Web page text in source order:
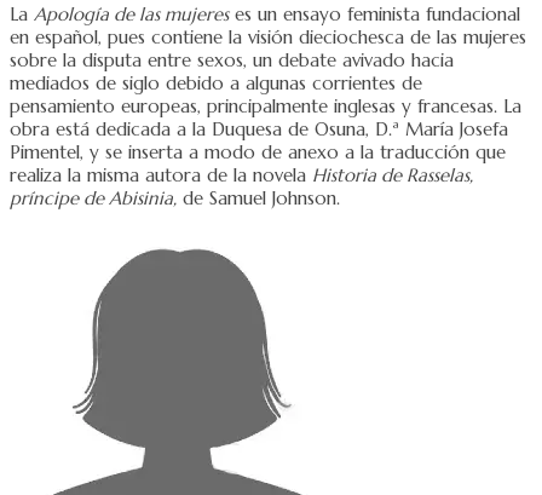
La Apología de las mujereses un ensayo feminista fundacional
en español, pues contiene la visión dieciochesca de las mujeres
sobre la disputa entre sexos, un debate avivado hacia
mediados de siglo debido a algunas corrientes de
pensamiento europeas, principalmente inglesas y francesas. La
obra está dedicada a la Duquesa de Osuna, D.ª María Josefa
Pimentel, y se inserta a modo de anexo a la traducción que
realiza la misma autora de la novela Historia de Rasselas,
príncipe de Abisinia, de Samuel Johnson.